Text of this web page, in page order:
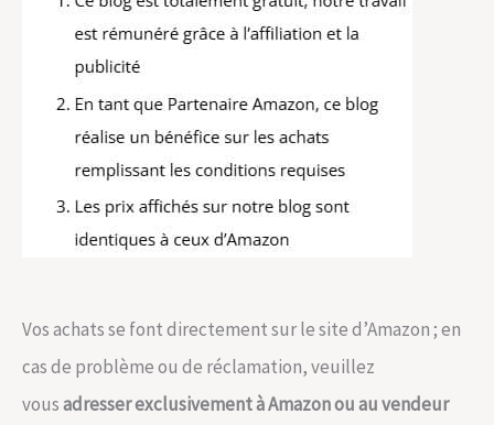
Vos achats se font directement sur le site d’Amazon ; en
cas de problème ou de réclamation, veuillez
vousadresser exclusivement à Amazon ou au vendeur